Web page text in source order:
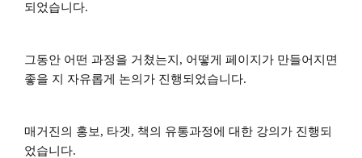
되었습니다.
그동안 어떤 과정을 거쳤는지, 어떻게 페이지가 만들어지면
좋을 지 자유롭게 논의가 진행되었습니다.
매거진의 홍보, 타겟, 책의 유통과정에 대한 강의가 진행되
었습니다.